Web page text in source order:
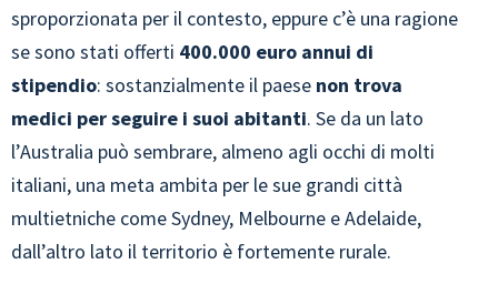
sproporzionata per il contesto, eppure c’è una ragione
se sono stati offerti 400.000 euro annui di
stipendio: sostanzialmente il paese non trova
medici per seguire i suoi abitanti. Se da un lato
l’Australia può sembrare, almeno agli occhi di molti
italiani, una meta ambita per le sue grandi città
multietniche come Sydney, Melbourne e Adelaide,
dall’altro lato il territorio è fortemente rurale.